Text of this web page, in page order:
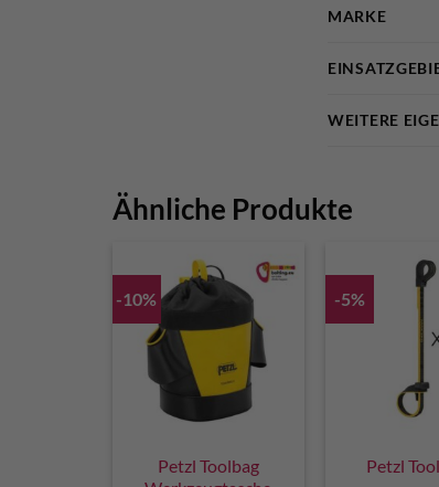
MARKE
WEITERE
Ähnliche Produkte
-10%
Petzl Toolbag
-5%
Petzl